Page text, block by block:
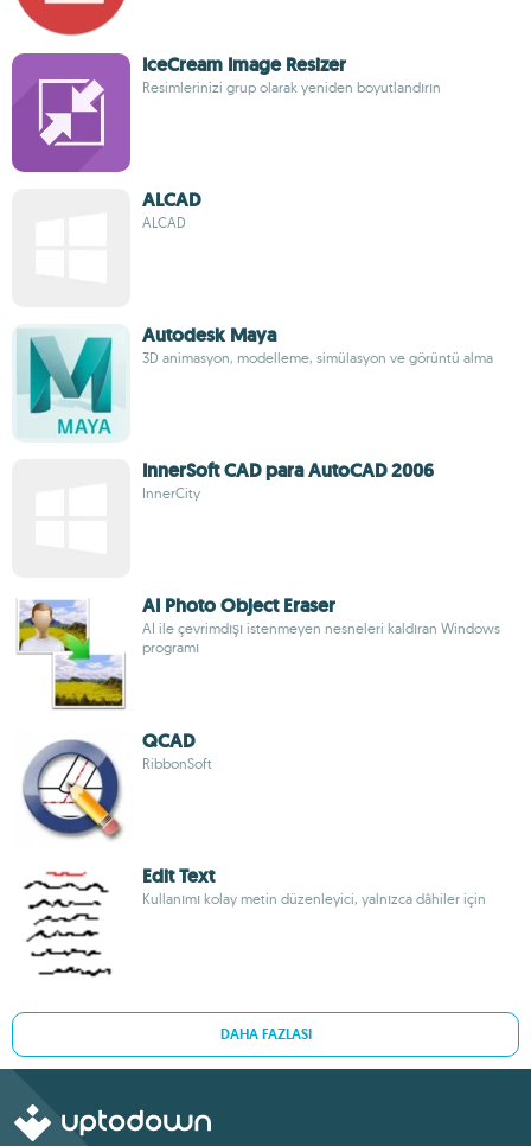
IceCream Image Resizer
Resimlerinizi grup olarak yeniden boyutlandırın
ALCAD
ALCAD
Autodesk Maya
3D animasyon, modelleme, simülasyon ve görüntü alma
InnerSoft CAD para AutoCAD 2006
InnerCity
AI Photo Object Eraser
AI ile çevrimdışı istenmeyen nesneleri kaldıran Windows
programı
QCAD
RibbonSoft
Edit Text
Kullanımı kolay metin düzenleyici, yalnızca dâhiler için
DAHA FAZLASI